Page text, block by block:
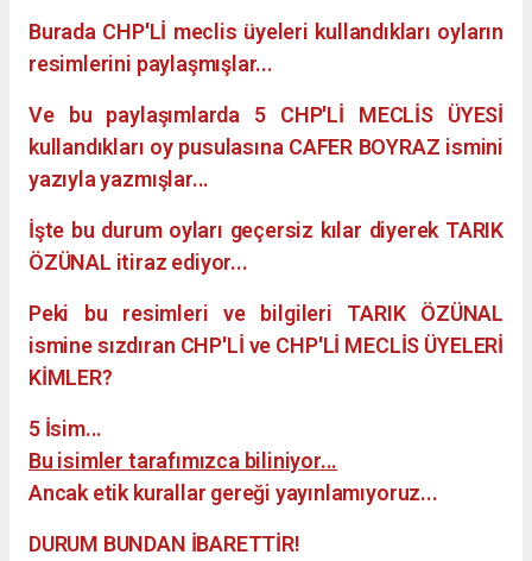
Burada CHP'Lİ meclis üyeleri kullandıkları oyların
resimlerini paylaşmışlar...
Ve bu paylaşımlarda 5 CHP'Lİ MECLİS ÜYESİ
kullandıkları oy pusulasına CAFER BOYRAZ ismini
yazıyla yazmışlar...
İşte bu durum oyları geçersiz kılar diyerek TARIK
ÖZÜNAL itiraz ediyor...
Peki bu resimleri ve bilgileri TARIK ÖZÜNAL
ismine sızdıran CHP'Lİ ve CHP'Lİ MECLİS ÜYELERİ
KİMLER?
5 İsim...
Bu isimler tarafımızca biliniyor...
Ancak etik kurallar gereği yayınlamıyoruz...
DURUM BUNDAN İBARETTİR!